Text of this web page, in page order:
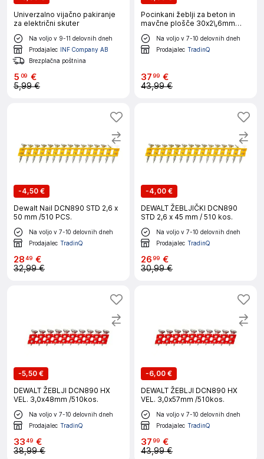
Univerzalno vijačno pakiranje
za električni skuter
Na voljo v 9-11 delovnih dneh
Prodajalec INF Company AB
Brezplačna poštnina
5 09 €
5,99 €
Pocinkani žeblji za beton in
mavčne plošče 30x2\,6mm
1.005 kos. DEWALT
DCN8901030 žebelj
Na voljo v 7-10 delovnih dneh
Prodajalec TradinQ
3799 €
43,99 €
-4,50 €
Dewalt Nail DCN890 STD 2,6 x
50 mm /510 PCS.
Na voljo v 7-10 delovnih dneh
Prodajalec TradinQ
2849 €
32,99 €
-4,00 €
DEWALT ŽEBLJIČKI DCN890
STD 2,6 x 45 mm / 510 kos.
Na voljo v 7-10 delovnih dneh
Prodajalec TradinQ
2699 €
30,99 €
-5,50 €
DEWALT ŽEBLJI DCN890 HX
VEL. 3,0x48mm /510kos.
Na voljo v 7-10 delovnih dneh
Prodajalec TradinQ
3349 €
38,99 €
-6,00 €
DEWALT ŽEBLJI DCN890 HX
VEL. 3,0x57mm /510kos.
Na voljo v 7-10 delovnih dneh
Prodajalec TradinQ
3799 €
43,99 €